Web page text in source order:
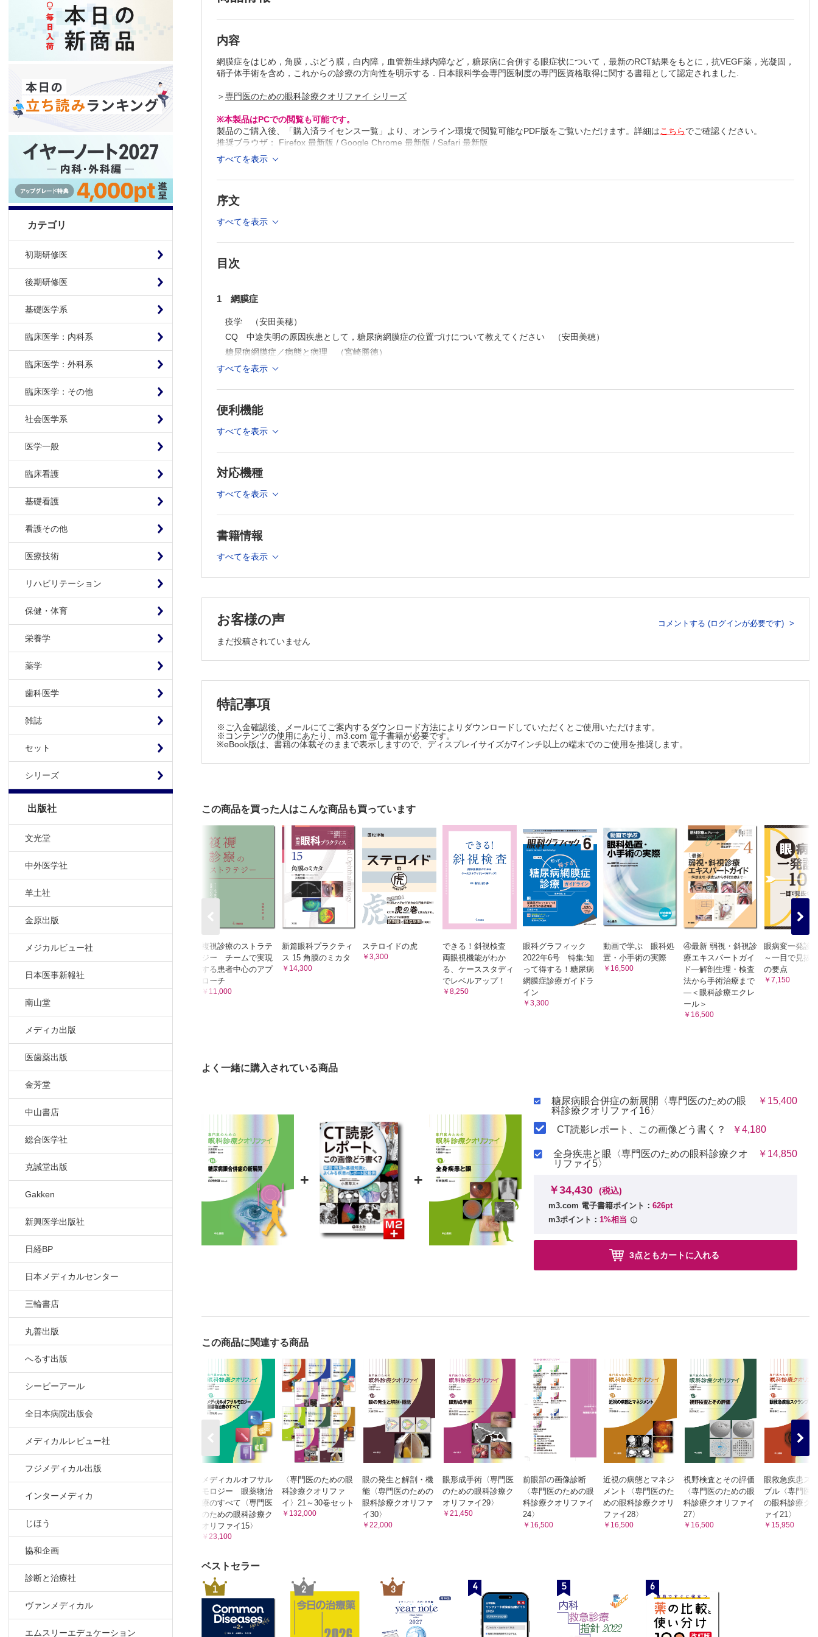
カテゴリ
初期研修医
後期研修医
基礎医学系
臨床医学：内科系
臨床医学：外科系
臨床医学：その他
社会医学系
医学一般
臨床看護
基礎看護
看護その他
医療技術
リハビリテーション
保健・体育
栄養学
薬学
歯科医学
雑誌
セット
シリーズ
出版社
文光堂
中外医学社
羊土社
金原出版
メジカルビュー社
日本医事新報社
南山堂
メディカ出版
医歯薬出版
金芳堂
中山書店
総合医学社
克誠堂出版
Gakken
新興医学出版社
日経BP
日本メディカルセンター
三輪書店
丸善出版
へるす出版
シービーアール
全日本病院出版会
メディカルレビュー社
フジメディカル出版
インターメディカ
じほう
協和企画
診断と治療社
ヴァンメディカル
エムスリーエデュケーション
黄斑症の治療／硝子体手術 （福田恒輝）
角膜上皮障害／ドライアイ （近間泰一郎）
角膜上皮障害／点状表層角膜症 （臼井智彦）
角膜上皮障害／遷延性角膜上皮欠損 （重安千花，山田昌和）
角膜内皮障害 （中川紘子，稲富 勉）
3 ぶどう膜炎
糖尿病治療における内科管理 （古家大祐）
黄斑浮腫治療と全身因子 （北野滋彦）
文献
内容
網膜症をはじめ，角膜，ぶどう膜，白内障，血管新生緑内障など，糖尿病に合併する眼症状について，最新のRCT結果をもとに，抗VEGF薬，光凝固，
硝子体手術を含め，これからの診療の方向性を明示する．日本眼科学会専門医制度の専門医資格取得に関する書籍として認定されました.
＞専門医のための眼科診療クオリファイ シリーズ
※本製品はPCでの閲覧も可能です。
製品のご購入後、「購入済ライセンス一覧」より、オンライン環境で閲覧可能なPDF版をご覧いただけます。詳細はこちらでご確認ください。
推奨ブラウザ： Firefox 最新版 / Google Chrome 最新版 / Safari 最新版
すべてを表示
序文
すべてを表示
目次
1 網膜症
疫学 （安田美穂）
CQ 中途失明の原因疾患として，糖尿病網膜症の位置づけについて教えてください （安田美穂）
糖尿病網膜症／病態と病理 （宮崎勝徳）
眼底所見と分類 （池田誠宏）
ERGの有用性 （國吉一樹）
非増殖糖尿病網膜症の治療／内科的治療 （藤原真子，松原修司）
増殖糖尿病網膜症の治療／汎網膜光凝固の適応 （戸田淳子，加藤 聡）
増殖糖尿病網膜症の治療／汎網膜光凝固の実際 （志村雅彦）
増殖糖尿病網膜症の治療／硝子体手術の方法 （國方彦志）
EV ETDRSのまとめ （佐藤幸裕）
黄斑症の分類と検査所見 （大越貴志子）
黄斑症の治療／薬物治療 （安川 力）
CQ 黄斑症に対する薬物療法の将来性について教えてください （近藤峰生）
黄斑症の治療／光凝固 （村田敏規）
2 角膜障害
角膜上皮障害／ドライアイ （近間泰一郎）
角膜内皮障害 （中川紘子，稲富 勉）
3 ぶどう膜炎
糖尿病虹彩炎 （北市伸義）
内因性眼内炎 （臼井嘉彦）
糖尿病白内障の成因と診断 （髙村佳弘）
糖尿病患者の白内障手術 （林 研）
CQ 糖尿病網膜症症例に対する眼内レンズ選択法について教えてください （小早川信一郎）
5 血管新生緑内障
糖尿病患者の瞳孔異常 （市邉義章）
7 眼科・内科連携
糖尿病眼手帳の内容と意義 （小暮朗子，堀 貞夫）
糖尿病治療における内科管理 （古家大祐）
黄斑浮腫治療と全身因子 （北野滋彦）
8 ロービジョンケア
すべてを表示
便利機能
すべてを表示
対応機種
すべてを表示
書籍情報
すべてを表示
お客様の声 コメントする (ログインが必要です)
まだ投稿されていません
特記事項
※ご入金確認後、メールにてご案内するダウンロード方法によりダウンロードしていただくとご使用いただけます。
※コンテンツの使用にあたり、m3.com 電子書籍が必要です。
※eBook版は、書籍の体裁そのままで表示しますので、ディスプレイサイズが7インチ以上の端末でのご使用を推奨します。
この商品を買った人はこんな商品も買っています
複視診療のストラテ
ジー チームで実現
する患者中心のアプ
ローチ
￥11,000
新篇眼科プラクティ
ス 15 角膜のミカタ
￥14,300
ステロイドの虎
￥3,300
できる！斜視検査
両眼視機能がわか
る、ケーススタディ
でレベルアップ！
￥8,250
眼科グラフィック
2022年6号 特集:知
って得する！糖尿病
網膜症診療ガイドラ
イン
￥3,300
動画で学ぶ 眼科処
置・小手術の実際
￥16,500
④最新 弱視・斜視診
療エキスパートガイ
ド―解剖生理・検査
法から手術治療まで
―＜眼科診療エクレ
ール＞
￥16,500
眼病変一発診
～一目で見抜
の要点
￥7,150
よく一緒に購入されている商品
+ +
糖尿病眼合併症の新展開〈専門医のための眼
科診療クオリファイ16〉
￥15,400
CT読影レポート、この画像どう書く？ ￥4,180
全身疾患と眼〈専門医のための眼科診療クオ
リファイ5〉
￥14,850
￥34,430 (税込)
m3.com 電子書籍ポイント： 626pt
m3ポイント： 1%相当
3点ともカートに入れる
この商品に関連する商品
メディカルオフサル
モロジー 眼薬物治
療のすべて〈専門医
のための眼科診療ク
オリファイ15〉
￥23,100
〈専門医のための眼
科診療クオリファ
イ〉21～30巻セット
￥132,000
眼の発生と解剖・機
能〈専門医のための
眼科診療クオリファ
イ30〉
￥22,000
眼形成手術〈専門医
のための眼科診療ク
オリファイ29〉
￥21,450
前眼部の画像診断
〈専門医のための眼
科診療クオリファイ
24〉
￥16,500
近視の病態とマネジ
メント〈専門医のた
めの眼科診療クオリ
ファイ28〉
￥16,500
視野検査とその評価
〈専門医のための眼
科診療クオリファイ
27〉
￥16,500
眼救急疾患ス
ブル〈専門医
の眼科診療ク
ァイ21〉
￥15,950
ベストセラー
1 2 3 4 5 6